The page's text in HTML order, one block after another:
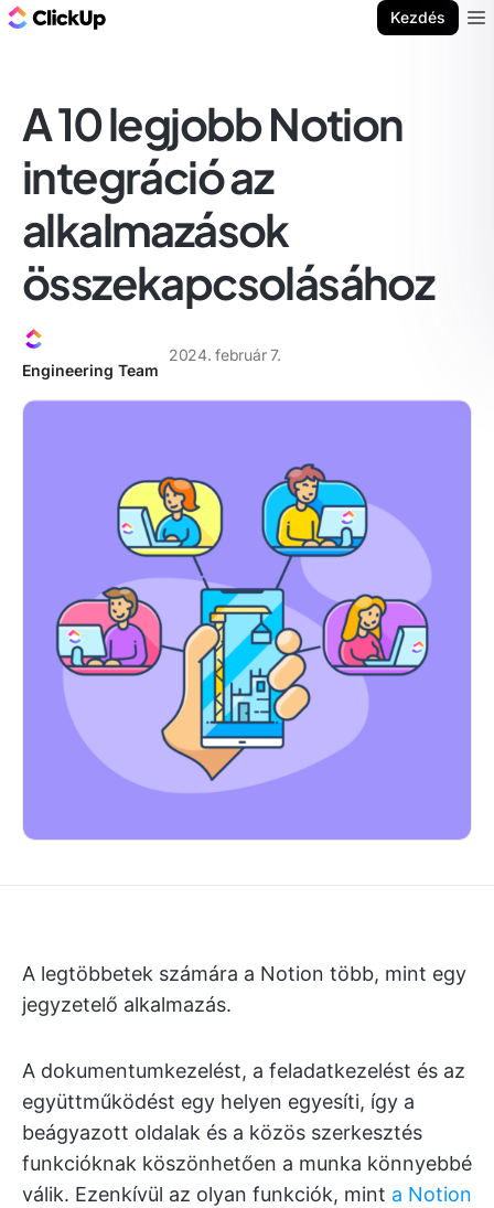
Kezdés
A 10 legjobb Notion
integráció az
alkalmazások
összekapcsolásához
Engineering Team
2024. február 7.
A legtöbbetek számára a Notion több, mint egy
jegyzetelő alkalmazás.
A dokumentumkezelést, a feladatkezelést és az
együttműködést egy helyen egyesíti, így a
beágyazott oldalak és a közös szerkesztés
funkcióknak köszönhetően a munka könnyebbé
válik. Ezenkívül az olyan funkciók, mint a Notion